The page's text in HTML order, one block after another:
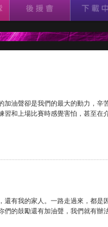
油聲卻是我們的最大的動力，辛
和上場比賽時感覺害怕，甚至在
有我的家人。一路走過來，都是
的鼓勵還有加油聲，我們就有辦